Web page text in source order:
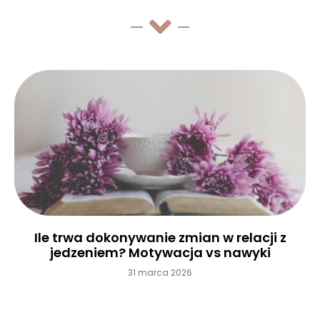
Ile trwa dokonywanie zmian w relacji z
jedzeniem? Motywacja vs nawyki
31 marca 2026